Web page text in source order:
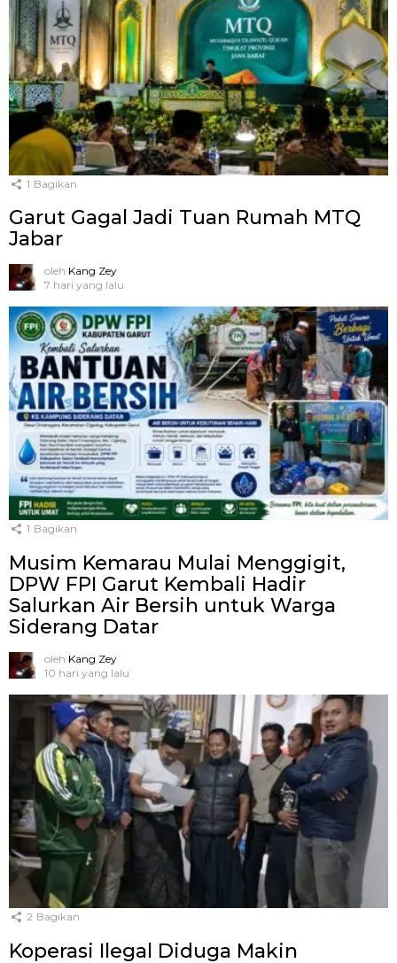
1 Bagikan
Garut Gagal Jadi Tuan Rumah MTQ
Jabar
oleh Kang Zey
7 hari yang lalu
1 Bagikan
Musim Kemarau Mulai Menggigit,
DPW FPI Garut Kembali Hadir
Salurkan Air Bersih untuk Warga
Siderang Datar
oleh Kang Zey
10 hari yang lalu
2 Bagikan
Koperasi Ilegal Diduga Makin